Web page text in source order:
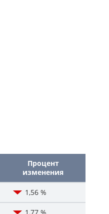
Процент
изменения
1,56 %